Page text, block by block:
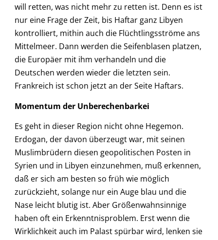
will retten, was nicht mehr zu retten ist. Denn es ist
nur eine Frage der Zeit, bis Haftar ganz Libyen
kontrolliert, mithin auch die Flüchtlingsströme ans
Mittelmeer. Dann werden die Seifenblasen platzen,
die Europäer mit ihm verhandeln und die
Deutschen werden wieder die letzten sein.
Frankreich ist schon jetzt an der Seite Haftars.
Momentum der Unberechenbarkei
Es geht in dieser Region nicht ohne Hegemon.
Erdogan, der davon überzeugt war, mit seinen
Muslimbrüdern diesen geopolitischen Posten in
Syrien und in Libyen einzunehmen, muß erkennen,
daß er sich am besten so früh wie möglich
zurückzieht, solange nur ein Auge blau und die
Nase leicht blutig ist. Aber Größenwahnsinnige
haben oft ein Erkenntnisproblem. Erst wenn die
Wirklichkeit auch im Palast spürbar wird, lenken sie